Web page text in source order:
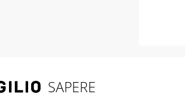
SAPERE